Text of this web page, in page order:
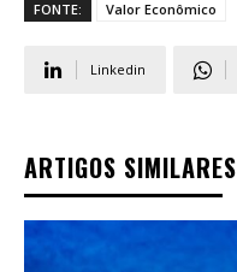
FONTE: Valor Econômico
Linkedin
ARTIGOS SIMILARES